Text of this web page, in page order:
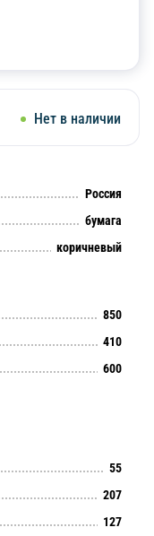
Нет в наличии
Россия
бумага
коричневый
850
410
600
55
207
127